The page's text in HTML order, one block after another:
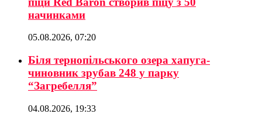
начинками
05.08.2026, 07:20
Біля тернопільського озера хапуга-
чиновник зрубав 248 у парку
“Загребелля”
04.08.2026, 19:33